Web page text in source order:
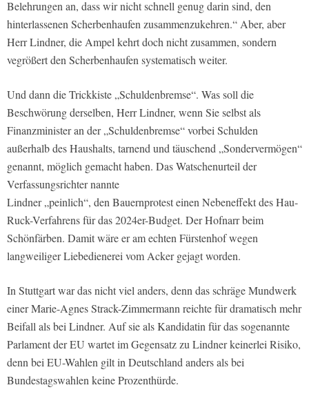
Belehrungen an, dass wir nicht schnell genug darin sind, den
hinterlassenen Scherbenhaufen zusammenzukehren.“ Aber, aber
Herr Lindner, die Ampel kehrt doch nicht zusammen, sondern
vegrößert den Scherbenhaufen systematisch weiter.
Und dann die Trickkiste „Schuldenbremse“. Was soll die
Beschwörung derselben, Herr Lindner, wenn Sie selbst als
Finanzminister an der „Schuldenbremse“ vorbei Schulden
außerhalb des Haushalts, tarnend und täuschend „Sondervermögen“
genannt, möglich gemacht haben. Das Watschenurteil der
Verfassungsrichter nannte
Lindner „peinlich“, den Bauernprotest einen Nebeneffekt des Hau-
Ruck-Verfahrens für das 2024er-Budget. Der Hofnarr beim
Schönfärben. Damit wäre er am echten Fürstenhof wegen
langweiliger Liebedienerei vom Acker gejagt worden.
In Stuttgart war das nicht viel anders, denn das schräge Mundwerk
einer Marie-Agnes Strack-Zimmermann reichte für dramatisch mehr
Beifall als bei Lindner. Auf sie als Kandidatin für das sogenannte
Parlament der EU wartet im Gegensatz zu Lindner keinerlei Risiko,
denn bei EU-Wahlen gilt in Deutschland anders als bei
Bundestagswahlen keine Prozenthürde.